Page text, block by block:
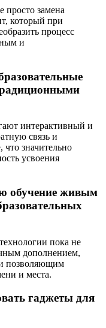
просто замена
который при
процесс
и
интерактивный и
связь и
что значительно
усвоения
обучение живым
пока не
дополнением,
позволяющим
и места.
гаджеты для